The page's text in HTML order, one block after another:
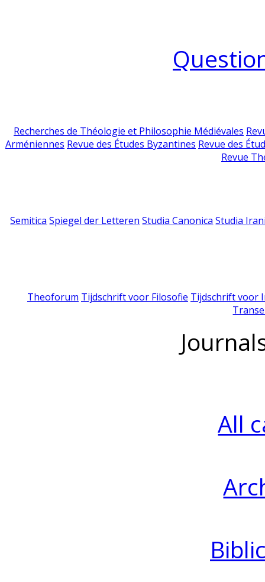
Recherches de Théologie et Philosophie Médiévales
Arméniennes Revue des Études Byzantines Revue des
Revue
Semitica Spiegel der Letteren Studia Canonica Studia
Theoforum Tijdschrift voor Filosofie Tijdschrift voor
All